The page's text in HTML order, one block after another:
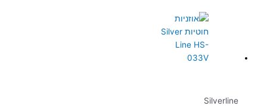
Silverline